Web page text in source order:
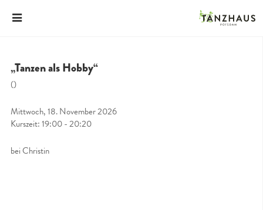
„Tanzen als Hobby“
()
Mittwoch, 18. November 2026
Kurszeit: 19:00 - 20:20
bei Christin